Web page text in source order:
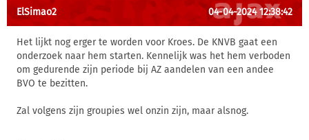
ElSimao2 04-04-2024 12:38:42
Het lijkt nog erger te worden voor Kroes. De KNVB gaat een
onderzoek naar hem starten. Kennelijk was het hem verboden
om gedurende zijn periode bij AZ aandelen van een andee
BVO te bezitten.
Zal volgens zijn groupies wel onzin zijn, maar alsnog.